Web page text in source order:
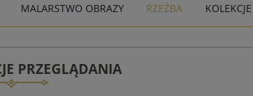
MALARSTWO OBRAZY RZEŹBA KOLEKCJE
PRZEGLĄDANIA